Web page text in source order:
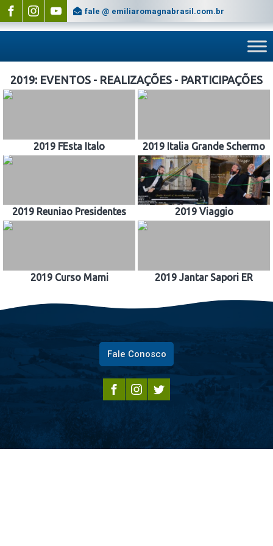
fale @ emiliaromagnabrasil.com.br
2019: EVENTOS - REALIZAÇÕES - PARTICIPAÇÕES
2019 FEsta Italo 2019 Italia Grande Schermo
2019 Reuniao Presidentes 2019 Viaggio
2019 Curso Mami 2019 Jantar Sapori ER
Fale Conosco